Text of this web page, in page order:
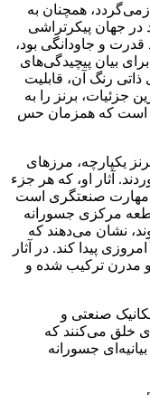
همچنان به
در جهان پیکرتراشی
قدرت و جاودانگی بود،
بیان پیچیدگی‌های
رنگ آن، قابلیت
جزئیات، برنز را به
است که همزمان حس
یکپارچه، مرزهای
آثار او، که هر جزء
مهارت صنعتگری است
مرکزی جسورانه
نشان می‌دهند که
پیدا کند. در آثار
و مدرن ترکیب شده و
صنعتی و
خلق می‌کنند که
جسورانه